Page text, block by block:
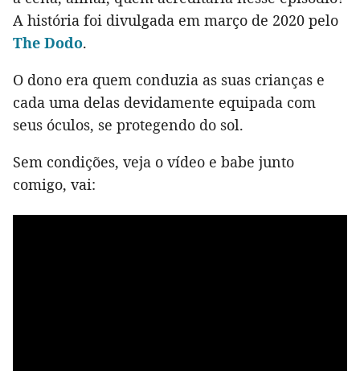
A história foi divulgada em março de 2020 pelo
The Dodo.
O dono era quem conduzia as suas crianças e
cada uma delas devidamente equipada com
seus óculos, se protegendo do sol.
Sem condições, veja o vídeo e babe junto
comigo, vai: